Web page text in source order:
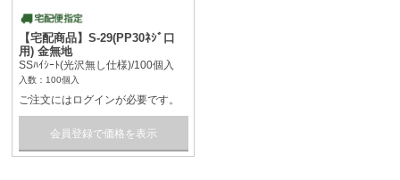
【宅配商品】S-29(PP30ﾈｼﾞ口
用) 金無地
SSﾊｲｼｰﾄ(光沢無し仕様)/100個入
入数：100個入
ご注文にはログインが必要です。
会員登録で価格を表示